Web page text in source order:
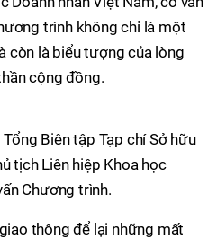
trình không chỉ là một
còn là biểu tượng của lòng
cộng đồng.
Biên tập Tạp chí Sở hữu
tịch Liên hiệp Khoa học
Chương trình.
thông để lại những mất